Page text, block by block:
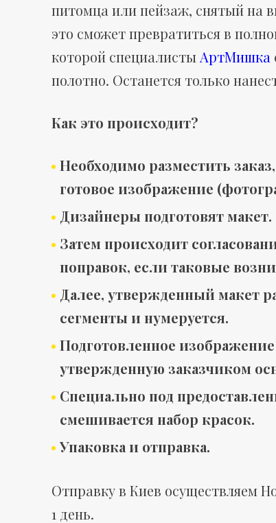
питомца или пейзаж, снятый на
это сможет превратиться в
которой специалисты АртМишка
полотно. Останется только
Как это происходит?
Необходимо разместить
готовое изображение
Дизайнеры подготовят макет.
Затем происходит
поправок, если таковые
Далее, утвержденный макет
сегменты и нумеруется.
Подготовленное
утвержденную заказчиком
Специально под
смешивается набор красок.
Упаковка и отправка.
Отправку в Киев осуществляем
1 день.